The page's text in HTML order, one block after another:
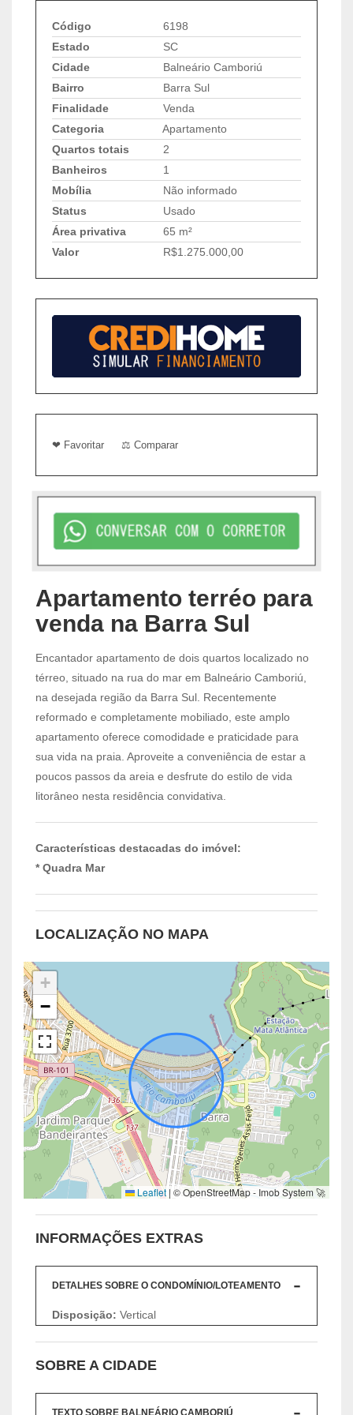
Código
6198
Estado
SC
Cidade
Balneário Camboriú
Bairro
Barra Sul
Finalidade
Venda
Categoria
Apartamento
Quartos totais
2
Banheiros
1
Mobília
Não informado
Status
Usado
Área privativa
65 m²
Valor
R$1.275.000,00
❤ Favoritar ⚖ Comparar
Apartamento terréo para
venda na Barra Sul
Encantador apartamento de dois quartos localizado no
térreo, situado na rua do mar em Balneário Camboriú,
na desejada região da Barra Sul. Recentemente
reformado e completamente mobiliado, este amplo
apartamento oferece comodidade e praticidade para
sua vida na praia. Aproveite a conveniência de estar a
poucos passos da areia e desfrute do estilo de vida
litorâneo nesta residência convidativa.
Características destacadas do imóvel:
* Quadra Mar
LOCALIZAÇÃO NO MAPA
+
−
Leaflet | © OpenStreetMap - Imob System 🚀
INFORMAÇÕES EXTRAS
DETALHES SOBRE O CONDOMÍNIO/LOTEAMENTO
Disposição: Vertical
SOBRE A CIDADE
TEXTO SOBRE BALNEÁRIO CAMBORIÚ